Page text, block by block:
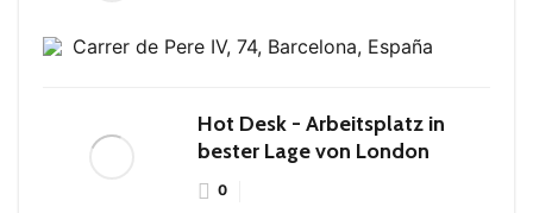
Carrer de Pere IV, 74, Barcelona, España
Hot Desk - Arbeitsplatz in
bester Lage von London
0